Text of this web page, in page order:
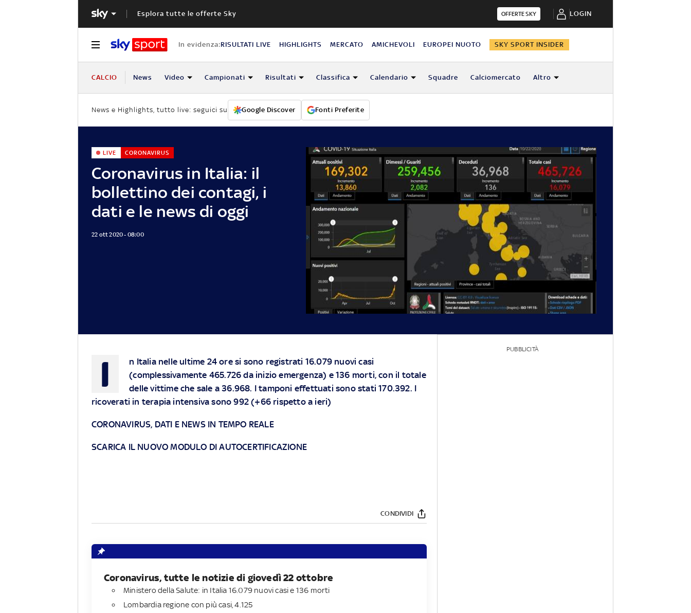
Esplora tutte le offerte Sky OFFERTE SKY LOGIN
In evidenza:RISULTATI LIVE HIGHLIGHTS MERCATO AMICHEVOLI EUROPEI NUOTO SKY SPORT INSIDER
CALCIO News Video Campionati Risultati Classifica Calendario Squadre Calciomercato Altro
News e Highlights, tutto live: seguici su Google Discover Fonti Preferite
Coronavirus in Italia: il
bollettino dei contagi, i
dati e le news di oggi
LIVE CORONAVIRUS
22 ott 2020 - 08:00
I
n Italia nelle ultime 24 ore si sono registrati 16.079 nuovi casi
(complessivamente 465.726 da inizio emergenza) e 136 morti, con il totale
delle vittime che sale a 36.968. I tamponi effettuati sono stati 170.392. I
ricoverati in terapia intensiva sono 992 (+66 rispetto a ieri)
CORONAVIRUS, DATI E NEWS IN TEMPO REALE
SCARICA IL NUOVO MODULO DI AUTOCERTIFICAZIONE
CONDIVIDI
Coronavirus, tutte le notizie di giovedì 22 ottobre
Ministero della Salute: in Italia 16.079 nuovi casi e 136 morti
Lombardia regione con più casi, 4.125
PUBBLICITÀ